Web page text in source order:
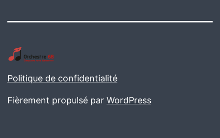
Politique de confidentialité
Fièrement propulsé par WordPress